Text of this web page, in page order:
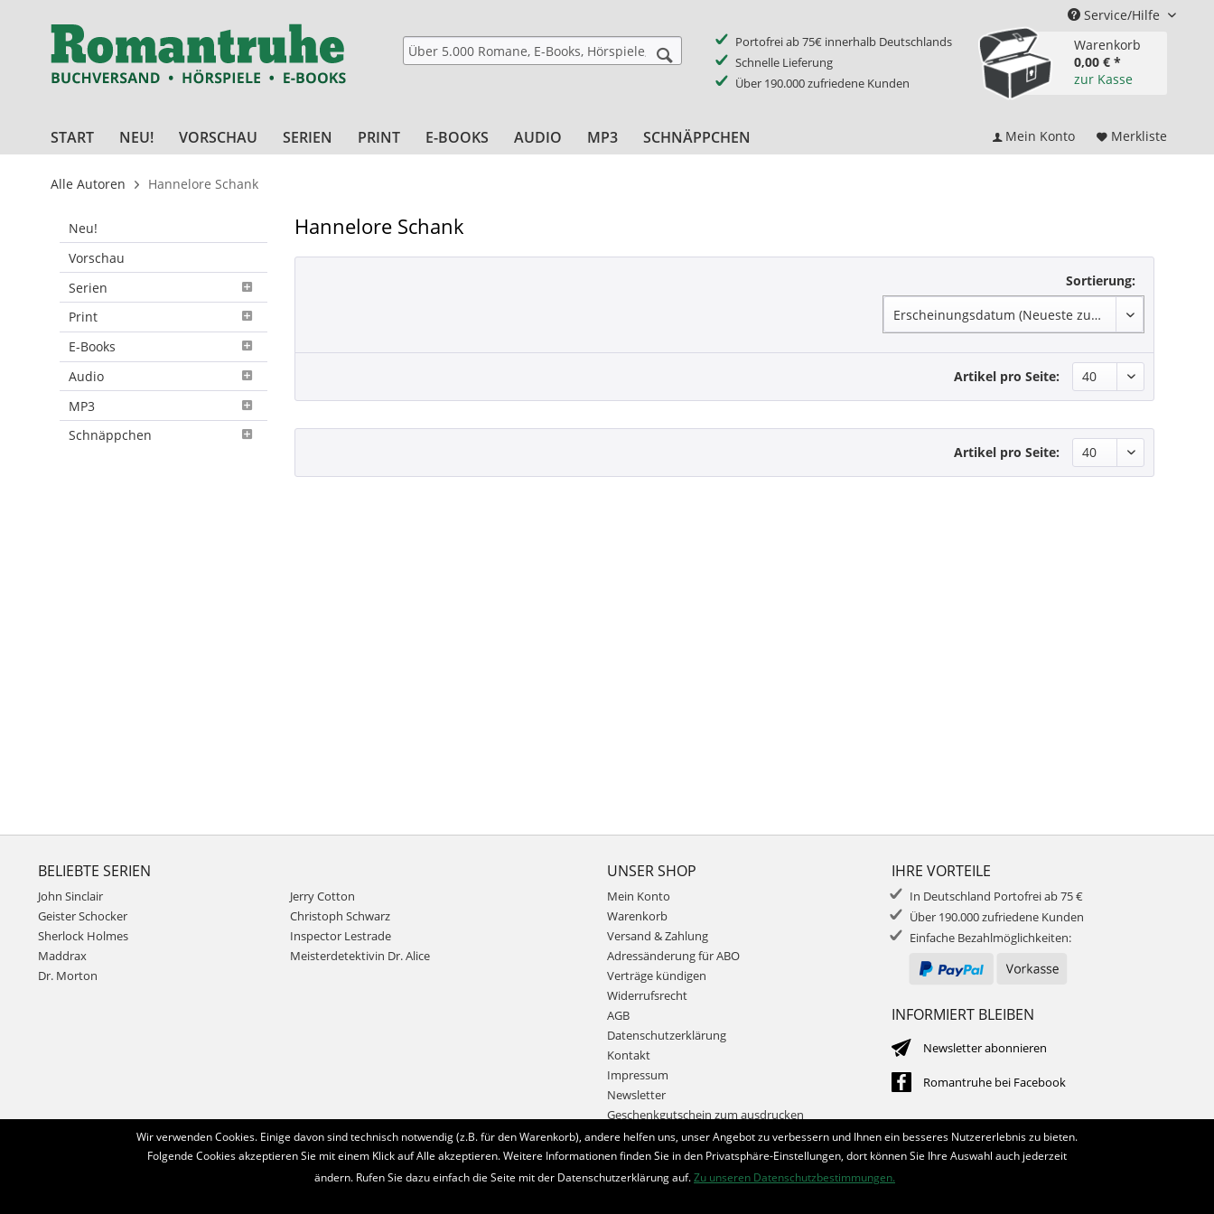
Service/Hilfe
Portofrei ab 75€ innerhalb Deutschlands
Schnelle Lieferung
Über 190.000 zufriedene Kunden
Warenkorb
0,00 € *
zur Kasse
START NEU! VORSCHAU SERIEN PRINT E-BOOKS AUDIO MP3 SCHNÄPPCHEN Mein Konto Merkliste
Alle Autoren Hannelore Schank
Neu!
Vorschau
Serien
Print
E-Books
Audio
MP3
Schnäppchen
Hannelore Schank
Sortierung:
Artikel pro Seite:
Artikel pro Seite:
BELIEBTE SERIEN
John Sinclair
Geister Schocker
Sherlock Holmes
Maddrax
Dr. Morton
Jerry Cotton
Christoph Schwarz
Inspector Lestrade
Meisterdetektivin Dr. Alice
UNSER SHOP
Mein Konto
Warenkorb
Versand & Zahlung
Adressänderung für ABO
Verträge kündigen
Widerrufsrecht
AGB
Datenschutzerklärung
Kontakt
Impressum
Newsletter
Geschenkgutschein zum ausdrucken
IHRE VORTEILE
In Deutschland Portofrei ab 75 €
Über 190.000 zufriedene Kunden
Einfache Bezahlmöglichkeiten:
INFORMIERT BLEIBEN
Newsletter abonnieren
Romantruhe bei Facebook
Bestellung widerrufen
Wir verwenden Cookies. Einige davon sind technisch notwendig (z.B. für den Warenkorb), andere helfen uns, unser Angebot zu verbessern und Ihnen ein besseres Nutzererlebnis zu bieten.
Folgende Cookies akzeptieren Sie mit einem Klick auf Alle akzeptieren. Weitere Informationen finden Sie in den Privatsphäre-Einstellungen, dort können Sie Ihre Auswahl auch jederzeit
ändern. Rufen Sie dazu einfach die Seite mit der Datenschutzerklärung auf.Zu unseren Datenschutzbestimmungen.